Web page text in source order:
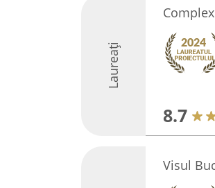
Laureați
8.7
Visul